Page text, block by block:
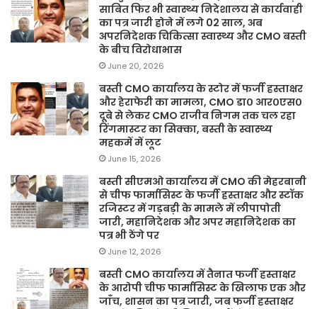
साबित फिर भी स्वास्थ्य निदेशालय से कार्यवाही
का पत्र जारी होने में लगे 02 साल, अब
अपरनिदेशक चिकित्सा स्वास्थ्य और CMO बस्ती
के बीच विरोधाभास
June 20, 2026
बस्ती CMO कार्यालय के स्टोर में फर्जी हस्ताक्षर
और हेराफेरी का मामला, CMO डा० आर०एस०
दूबे से लेकर CMO राजीव निगम तक चल रहा
रिंगमास्टर का सिक्का, बस्ती के स्वास्थ्य
महकमें में लूट
June 15, 2026
बस्ती सीएमओ कार्यालय में CMO की मेहरबानी
से चीफ फार्मासिस्ट के फर्जी हस्ताक्षर और स्टॉक
रजिस्टर में गड़बड़ी के मामले में लीपापोती
जारी, महानिदेशक और अपर महानिदेशक का
पत्र भी ठेंगे पर
June 12, 2026
बस्ती CMO कार्यालय में तैनात फर्जी हस्ताक्षर
के आरोपी चीफ फार्मासिस्ट के खिलाफ एक और
जाँच, शासन का पत्र जारी, जब फर्जी हस्ताक्षर